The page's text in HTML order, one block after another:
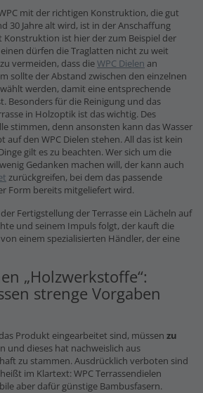
mit der richtigen Konstruktion, die gut
30 Jahre alt wird, ist in der Anschaffung
Konstruktion ist hier der zum Beispiel der
dürfen die Traglatten nicht zu weit
vermeiden, dass dieWPC Dielen an
sollte der Abstand zwischen den einzelnen
werden, damit eine entsprechende
Besonders für die Reinigung und das
in Holzoptik ist das wichtig. Des
stimmen, denn ansonsten kann das Wasser
den WPC Dielen stehen. All das ist kein
gilt es zu beachten. Wer sich um die
Gedanken machen will, der kann auch
zurückgreifen, bei dem das passende
Form bereits mitgeliefert wird.
Fertigstellung der Terrasse ein Lächeln auf
und seinem Impuls folgt, der kauft die
einem spezialisierten Händler, der eine
„Holzwerkstoffe“:
strenge Vorgaben
Produkt eingearbeitet sind, müssen zu
und dieses hat nachweislich aus
zu stammen. Ausdrücklich verboten sind
im Klartext: WPC Terrassendielen
aber dafür günstige Bambusfasern.